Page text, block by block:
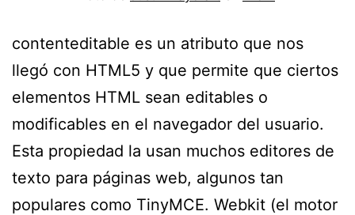
contenteditable es un atributo que nos
llegó con HTML5 y que permite que ciertos
elementos HTML sean editables o
modificables en el navegador del usuario.
Esta propiedad la usan muchos editores de
texto para páginas web, algunos tan
populares como TinyMCE. Webkit (el motor